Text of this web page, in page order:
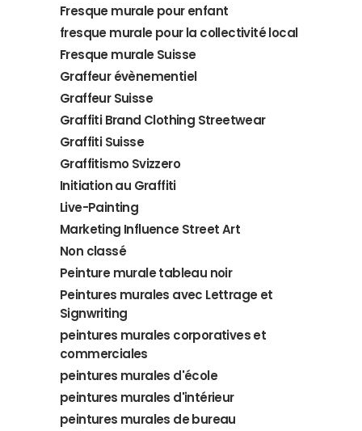
Fresque murale pour enfant
fresque murale pour la collectivité local
Fresque murale Suisse
Graffeur évènementiel
Graffeur Suisse
Graffiti Brand Clothing Streetwear
Graffiti Suisse
Graffitismo Svizzero
Initiation au Graffiti
Live-Painting
Marketing Influence Street Art
Non classé
Peinture murale tableau noir
Peintures murales avec Lettrage et
Signwriting
peintures murales corporatives et
commerciales
peintures murales d'école
peintures murales d'intérieur
peintures murales de bureau